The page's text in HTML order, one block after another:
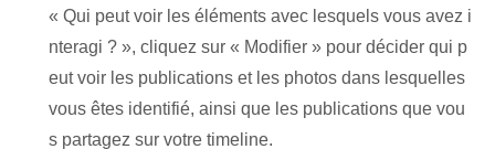
« Qui peut voir les éléments avec lesquels vous avez i
nteragi ? », cliquez sur « Modifier » pour décider qui p
eut voir les publications et les photos dans lesquelles
vous êtes identifié, ainsi que les publications que vou
s partagez sur votre timeline.